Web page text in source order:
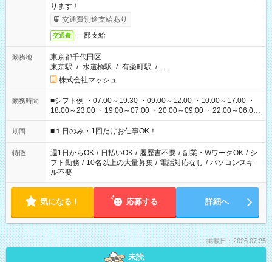
ります！
交通費別途支給あり
交通費 一部支給
勤務地
東京都千代田区
東京駅 / 水道橋駅 / 有楽町駅 / …
株式会社マッシュ
勤務時間
■シフト例 ・07:00～19:30 ・09:00～12:00 ・10:00～17:00 ・
18:00～23:00 ・19:00～07:00 ・20:00～09:00 ・22:00～06:00
etc ★最短で3時間で5,120円のお仕事から 15時間で2万円近く稼
げるお仕事も！ ご希望のお時間に合わせてご紹介！ ※シフトは
ください！
期間 ■１日のみ・1回だけお仕事OK！
特徴 週1日からOK / 日払いOK / 履歴書不要 / 副業・WワークOK / シ
フト勤務 / 10名以上の大量募集 / 電話対応なし / パソコンスキ
ル不要
気になる！ 応募する 詳細へ
掲載日：2026.07.25
未読